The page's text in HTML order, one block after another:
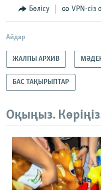
Бөлісу VPN-сіз
Айдар
ЖАЛПЫ АРХИВ
БАС ТАҚЫРЫПТАР
Оқыңыз.